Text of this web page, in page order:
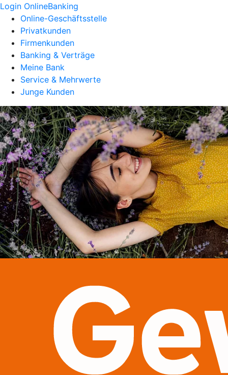
Login OnlineBanking
Online-Geschäftsstelle
Privatkunden
Firmenkunden
Banking & Verträge
Meine Bank
Service & Mehrwerte
Junge Kunden